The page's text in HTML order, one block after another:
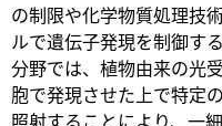
の制限や化学物質処理技
ルで遺伝子発現を制御す
分野では、植物由来の光
胞で発現させた上で特定
照射することにより、一